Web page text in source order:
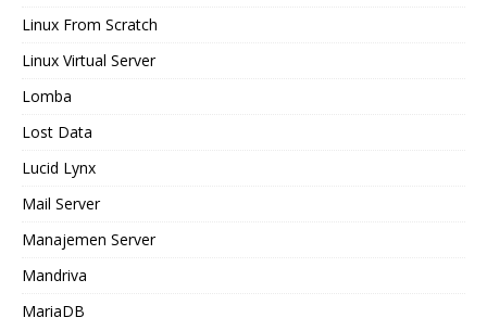
Linux From Scratch
Linux Virtual Server
Lomba
Lost Data
Lucid Lynx
Mail Server
Manajemen Server
Mandriva
MariaDB